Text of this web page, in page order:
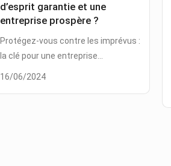
d’esprit garantie et une
entreprise prospère ?
Protégez-vous contre les imprévus :
la clé pour une entreprise...
16/06/2024